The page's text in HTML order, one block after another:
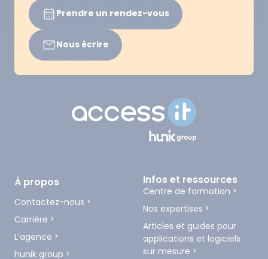
Prendre un rendez-vous
Nous écrire
À propos
Contactez-nous
Carrière
L’agence
hunik group
Infos et ressources
Centre de formation
Nos expertises
Articles et guides pour
applications et logiciels
sur mesure